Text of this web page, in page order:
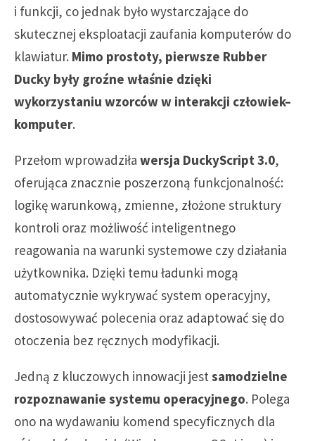
i funkcji, co jednak było wystarczające do
skutecznej eksploatacji zaufania komputerów do
klawiatur. Mimo prostoty, pierwsze Rubber
Ducky były groźne właśnie dzięki
wykorzystaniu wzorców w interakcji człowiek–
komputer.
Przełom wprowadziła wersja DuckyScript 3.0,
oferująca znacznie poszerzoną funkcjonalność:
logikę warunkową, zmienne, złożone struktury
kontroli oraz możliwość inteligentnego
reagowania na warunki systemowe czy działania
użytkownika. Dzięki temu ładunki mogą
automatycznie wykrywać system operacyjny,
dostosowywać polecenia oraz adaptować się do
otoczenia bez ręcznych modyfikacji.
Jedną z kluczowych innowacji jest samodzielne
rozpoznawanie systemu operacyjnego. Polega
ono na wydawaniu komend specyficznych dla